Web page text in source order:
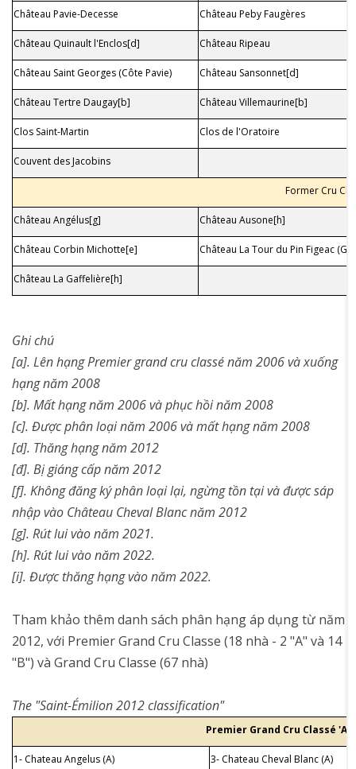
Château Pavie-Decesse Château Peby Faugères
Château Quinault l'Enclos[d] Château Ripeau
Château Saint Georges (Côte Pavie) Château Sansonnet[d]
Château Tertre Daugay[b] Château Villemaurine[b]
Clos Saint-Martin Clos de l'Oratoire
Couvent des Jacobins
Former Cru
Château Angélus[g] Château Ausone[h]
Château Corbin Michotte[e] Château La Tour du Pin Figeac
Château La Gaffelière[h]
Ghi chú
[a]. Lên hạng Premier grand cru classé năm 2006 và xuống
hạng năm 2008
[b]. Mất hạng năm 2006 và phục hồi năm 2008
[c]. Được phân loại năm 2006 và mất hạng năm 2008
[d]. Thăng hạng năm 2012
[đ]. Bị giáng cấp năm 2012
[f]. Không đăng ký phân loại lại, ngừng tồn tại và được sáp
nhập vào Château Cheval Blanc năm 2012
[g]. Rút lui vào năm 2021.
[h]. Rút lui vào năm 2022.
[i]. Được thăng hạng vào năm 2022.
Tham khảo thêm danh sách phân hạng áp dụng từ năm
2012, với Premier Grand Cru Classe (18 nhà - 2 "A" và 14
"B") và Grand Cru Classe (67 nhà)
The "Saint-Émilion 2012 classification"
Premier Grand Cru Classé 'A'
1- Chateau Angelus (A) 3- Chateau Cheval Blanc (A)